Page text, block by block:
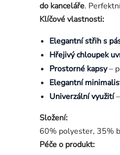
do kanceláře.
Klíčové vlastnosti:
Elegantní střih s
Hřejivý chloupek
Prostorné kapsy–
Elegantní
Univerzální využití
Složení:
60% polyester, 35%
Péče o produkt: